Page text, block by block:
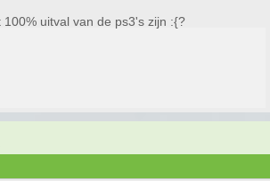
uitval van de ps3's zijn :{?